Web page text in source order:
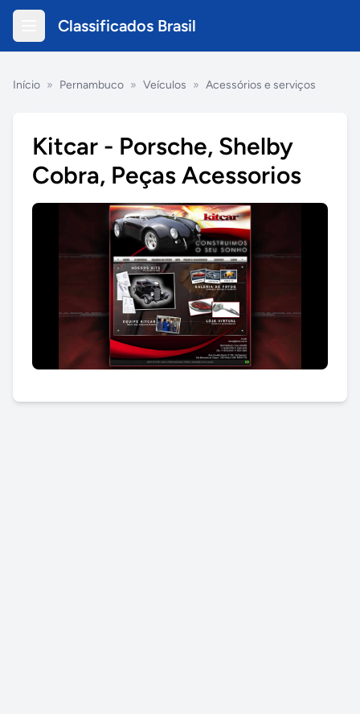
Classificados Brasil
Início » Pernambuco » Veículos » Acessórios e serviços
Kitcar - Porsche, Shelby
Cobra, Peças Acessorios